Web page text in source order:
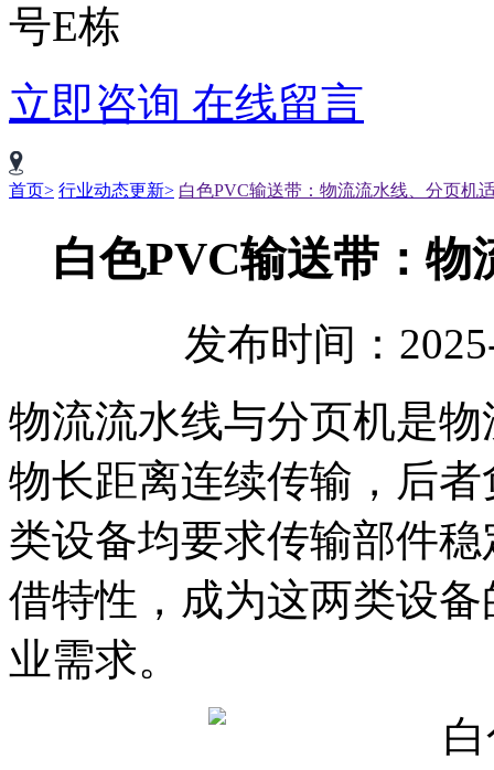
号E栋
立即咨询 在线留言
首页> 行业动态更新> 白色PVC输送带：物流流水线、分页机
白色PVC输送带：物
发布时间：
物流流水线与分页机是
物长距离连续传输，后
类设备均要求传输部件
借特性，成为这两类设
业需求。